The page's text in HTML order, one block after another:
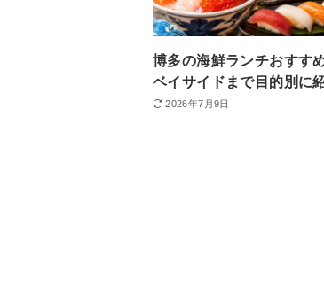
博多の海鮮ランチおすす
ベイサイドまで目的別に
2026年7月9日